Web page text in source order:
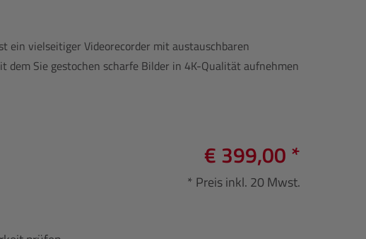
ein vielseitiger Videorecorder mit austauschbaren
dem Sie gestochen scharfe Bilder in 4K-Qualität aufnehmen
€ 399,00 *
* Preis inkl. 20 Mwst.